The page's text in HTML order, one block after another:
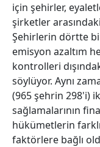
için şehirler,
şirketler
Şehirlerin dörtte
emisyon azaltım
kontrolleri
söylüyor. Aynı
(965 şehrin 298'i)
sağlamalarının
hükümetlerin
faktörlere bağlı